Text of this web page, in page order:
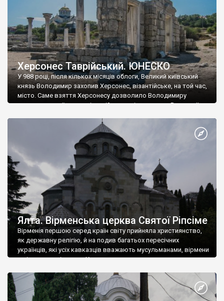
Херсонес Таврійський. ЮНЕСКО
У 988 році, після кількох місяців облоги, Великий київський
князь Володимир захопив Херсонес, візантійське, на той час,
місто. Саме взяття Херсонесу дозволило Володимиру
диктувати свої умови візантійському імператору Василю ІІ, та
Херсонесі Володимир-язичник, став Василем-християнином.
А потім було Хрещення Русі. На честь Херсонесу Таврійського
Ялта. Вірменська церква Святої Ріпсіме
Вірменія першою серед країн світу прийняла християнство,
як державну релігію, й на подив багатьох пересічних
українців, які усіх кавказців вважають мусульманами, вірмени
є відданими вірянами Христа